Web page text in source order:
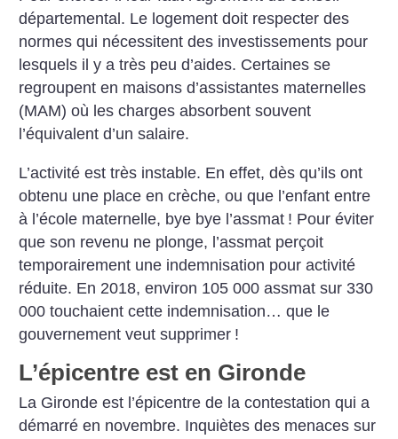
départemental. Le logement doit respecter des
normes qui nécessitent des investissements pour
lesquels il y a très peu d’aides. Certaines se
regroupent en maisons d’assistantes maternelles
(MAM) où les charges absorbent souvent
l’équivalent d’un salaire.
L’activité est très instable. En effet, dès qu’ils ont
obtenu une place en crèche, ou que l’enfant entre
à l’école maternelle, bye bye l’assmat ! Pour éviter
que son revenu ne plonge, l’assmat perçoit
temporairement une indemnisation pour activité
réduite. En 2018, environ 105 000 assmat sur 330
000 touchaient cette indemni­sation… que le
gouvernement veut supprimer !
L’épicentre est en Gironde
La Gironde est l’épicentre de la contestation qui a
démarré en novembre. Inquiètes des menaces sur